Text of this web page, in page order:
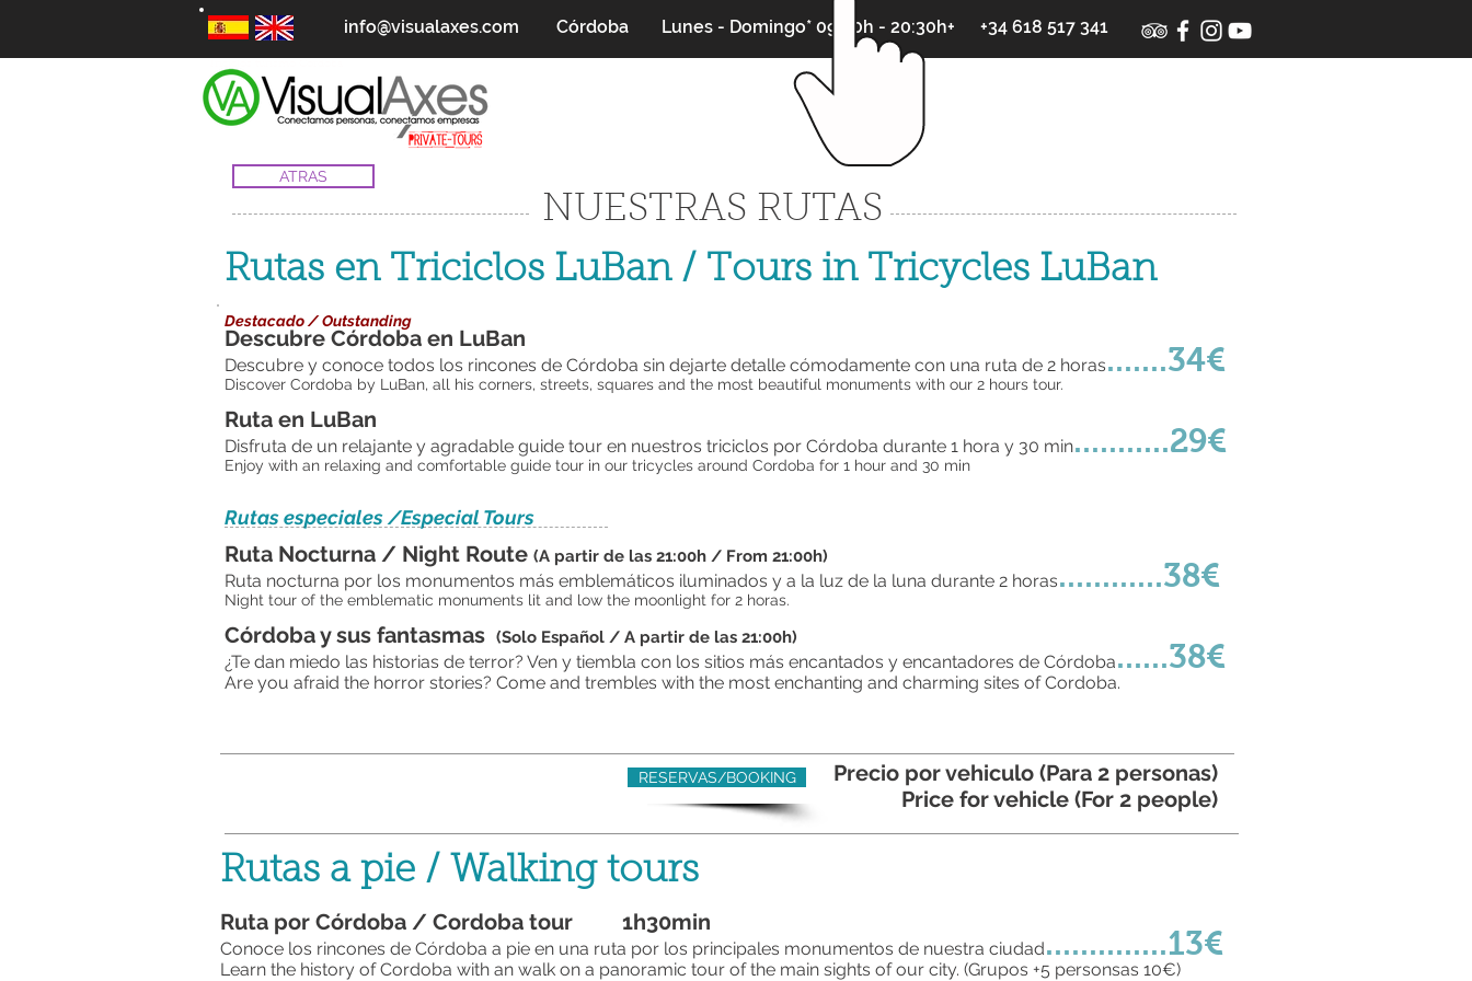
info@visualaxes.com Córdoba Lunes - Domingo* 09:00h - 20:30h+ +34 618 517 341
ATRAS
NUESTRAS RUTAS
Rutas en Triciclos LuBan / Tours in Tricycles LuBan
Destacado / Outstanding
Descubre Córdoba en LuBan
Descubre y conoce todos los rincones de Córdoba sin dejarte detalle cómodamente con una ruta de 2 horas.......34€
Discover Cordoba by LuBan, all his corners, streets, squares and the most beautiful monuments with our 2 hours tour.
Ruta en LuBan
Disfruta de un relajante y agradable guide tour en nuestros triciclos por Córdoba durante 1 hora y 30 min...........29€
Enjoy with an relaxing and comfortable guide tour in our tricycles around Cordoba for 1 hour and 30 min
Rutas especiales /Especial Tours
Ruta Nocturna / Night Route (A partir de las 21:00h / From 21:00h)
Ruta nocturna por los monumentos más emblemáticos iluminados y a la luz de la luna durante 2 horas............38€
Night tour of the emblematic monuments lit and low the moonlight for 2 horas.
Córdoba y sus fantasmas (Solo Español / A partir de las 21:00h)
¿Te dan miedo las historias de terror? Ven y tiembla con los sitios más encantados y encantadores de Córdoba......38€
Are you afraid the horror stories? Come and trembles with the most enchanting and charming sites of Cordoba.
Precio por vehiculo (Para 2 personas)
Price for vehicle (For 2 people)
RESERVAS/BOOKING
Rutas a pie / Walking tours
Ruta por Córdoba / Cordoba tour 1h30min
Conoce los rincones de Córdoba a pie en una ruta por los principales monumentos de nuestra ciudad..............13€
Learn the history of Cordoba with an walk on a panoramic tour of the main sights of our city. (Grupos +5 personsas 10€)